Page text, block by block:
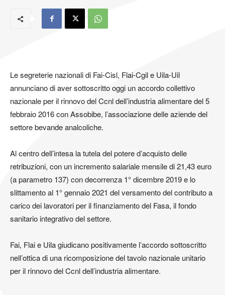
Le segreterie nazionali di Fai-Cisl, Flai-Cgil e Uila-Uil
annunciano di aver sottoscritto oggi un accordo collettivo
nazionale per il rinnovo del Ccnl dell’industria alimentare del 5
febbraio 2016 con Assobibe, l’associazione delle aziende del
settore bevande analcoliche.
Al centro dell’intesa la tutela del potere d’acquisto delle
retribuzioni, con un incremento salariale mensile di 21,43 euro
(a parametro 137) con decorrenza 1° dicembre 2019 e lo
slittamento al 1° gennaio 2021 del versamento del contributo a
carico dei lavoratori per il finanziamento del Fasa, il fondo
sanitario integrativo del settore.
Fai, Flai e Uila giudicano positivamente l’accordo sottoscritto
nell’ottica di una ricomposizione del tavolo nazionale unitario
per il rinnovo del Ccnl dell’industria alimentare.